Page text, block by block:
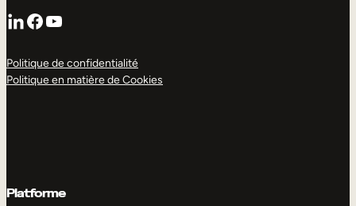
LinkedIn
Facebook
YouTube
Politique de confidentialité
Politique en matière de Cookies
Platforme